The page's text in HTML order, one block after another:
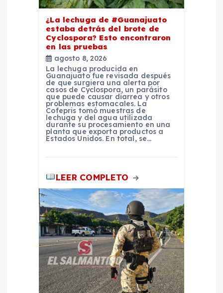
¿La lechuga de #Guanajuato
estaba detrás del brote de
Cyclospora? Esto encontraron
en las pruebas
agosto 8, 2026
La lechuga producida en
Guanajuato fue revisada después
de que surgiera una alerta por
casos de Cyclospora, un parásito
que puede causar diarrea y otros
problemas estomacales. La
Cofepris tomó muestras de
lechuga y del agua utilizada
durante su procesamiento en una
planta que exporta productos a
Estados Unidos. En total, se…
LEER COMPLETO